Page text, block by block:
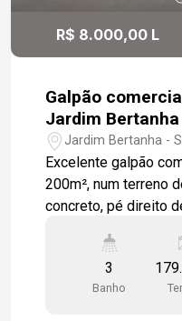
R$ 8.000,00 L
Galpão
Jardim
Jardim Bertanha -
Excelente galpão
200m², num terreno
concreto, pé direito
de serviço e
social. O prédio
para escritório, copa
3
Banho